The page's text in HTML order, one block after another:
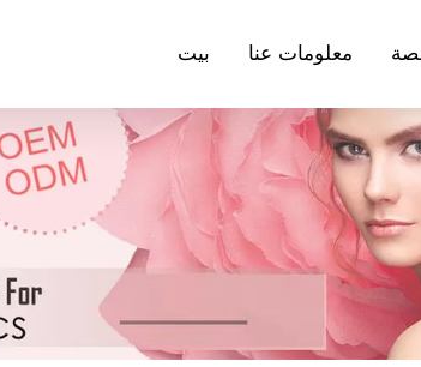
بيت معلومات عنا